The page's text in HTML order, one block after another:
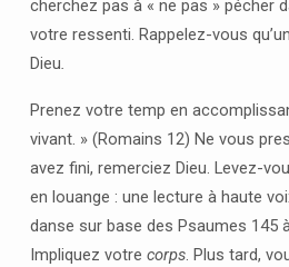
cherchez pas à « ne pas » pécher
votre ressenti. Rappelez-vous
Dieu.
Prenez votre temp en
vivant. » (Romains 12) Ne vous
avez fini, remerciez Dieu. Levez-
en louange : une lecture à haute
danse sur base des Psaumes 145
Impliquez votre corps. Plus tard,